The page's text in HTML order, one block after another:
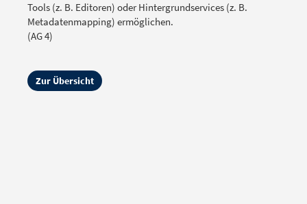
Tools (z. B. Editoren) oder Hintergrundservices (z. B.
Metadatenmapping) ermöglichen.
(AG 4)
Zur Übersicht